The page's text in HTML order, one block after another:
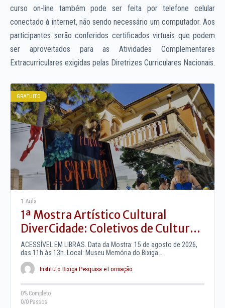
curso on-line também pode ser feita por telefone celular
conectado à internet, não sendo necessário um computador. Aos
participantes serão conferidos certificados virtuais que podem
ser aproveitados para as Atividades Complementares
Extracurriculares exigidas pelas Diretrizes Curriculares Nacionais.
GRATUITO
1 Aula
1ª Mostra Artístico Cultural
DiverCidade: Coletivos de Cultura
Comunitária no Bixiga (15 de
Agosto)
ACESSÍVEL EM LIBRAS. Data da Mostra: 15 de agosto de 2026,
das 11h às 13h. Local: Museu Memória do Bixiga…
Instituto Bixiga Pesquisa e Formação
0% Completo
0/0 Passos